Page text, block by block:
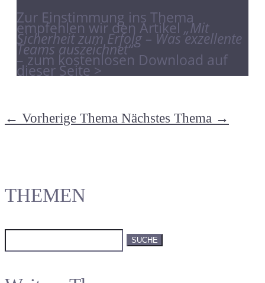
Zur Einstimmung ins Thema
empfehlen wir den Artikel„Mit
Sicherheit zum Erfolg – Was exzellente
Teams auszeichnet“
– zum kostenlosen Download auf
dieser Seite >
← Vorherige Thema Nächstes Thema →
THEMEN
nach: